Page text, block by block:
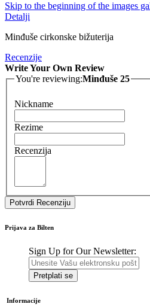
Skip to the beginning of the images
Detalji
Minđuše cirkonske bižuterija
Recenzije
Write Your Own Review
You're reviewing:Minđuše 25
Nickname
Rezime
Recenzija
Potvrdi Recenziju
Prijava za Bilten
Sign Up for Our Newsletter:
Pretplati se
Informacije